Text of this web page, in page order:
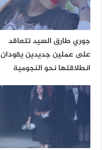
جوري طارق السيد تتعاقد
على عملين جديدين يقودان
انطلاقتها نحو النجومية